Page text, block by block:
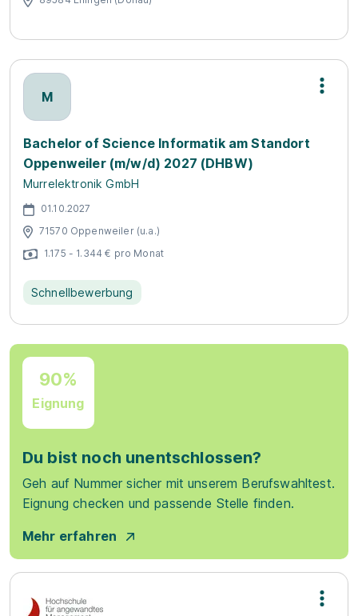
M
Bachelor of Science Informatik am Standort
Oppenweiler (m/w/d) 2027 (DHBW)
Murrelektronik GmbH
01.10.2027
71570 Oppenweiler (u.a.)
1.175 - 1.344 € pro Monat
Schnellbewerbung
90%
Eignung
Du bist noch unentschlossen?
Geh auf Nummer sicher mit unserem Berufswahltest.
Eignung checken und passende Stelle finden.
Mehr erfahren